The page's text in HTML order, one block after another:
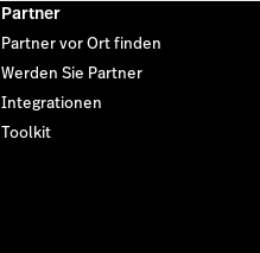
Partner
Partner vor Ort finden
Werden Sie Partner
Integrationen
Toolkit